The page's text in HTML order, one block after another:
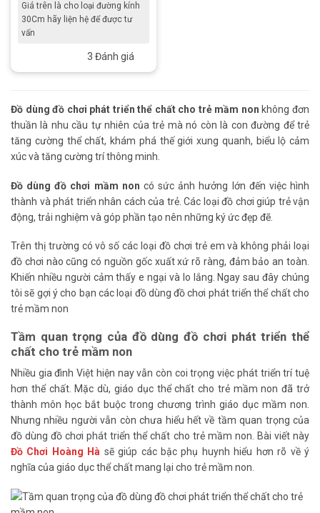
3 Đánh giá
Giá trên là cho loại đường kính
30Cm hãy liện hệ để được tư
vấn
Đồ dùng đồ chơi phát triển thể chất cho trẻ mầm non không đơn
thuần là nhu cầu tự nhiên của trẻ mà nó còn là con đường để trẻ
tăng cường thể chất, khám phá thế giới xung quanh, biểu lộ cảm
xúc và tăng cường trí thông minh.
Đồ dùng đồ chơi mầm non có sức ảnh hưởng lớn đến việc hình
thành và phát triển nhân cách của trẻ. Các loại đồ chơi giúp trẻ vận
động, trải nghiệm và góp phần tạo nên những ký ức đẹp đẽ.
Trên thị trường có vô số các loại đồ chơi trẻ em và không phải loại
đồ chơi nào cũng có nguồn gốc xuất xứ rõ ràng, đảm bảo an toàn.
Khiến nhiều người cảm thấy e ngại và lo lắng. Ngay sau đây chúng
tôi sẽ gợi ý cho bạn các loại đồ dùng đồ chơi phát triển thể chất cho
trẻ mầm non
Tầm quan trọng của đồ dùng đồ chơi phát triển thể
chất cho trẻ mầm non
Nhiều gia đình Việt hiện nay vẫn còn coi trọng việc phát triển trí tuệ
hơn thể chất. Mặc dù, giáo dục thể chất cho trẻ mầm non đã trở
thành môn học bắt buộc trong chương trình giáo dục mầm non.
Nhưng nhiều người vẫn còn chưa hiểu hết về tầm quan trọng của
đồ dùng đồ chơi phát triển thể chất cho trẻ mầm non. Bài viết này
Đồ Chơi Hoàng Hà sẽ giúp các bậc phụ huynh hiểu hơn rõ về ý
nghĩa của giáo dục thể chất mang lại cho trẻ mầm non.